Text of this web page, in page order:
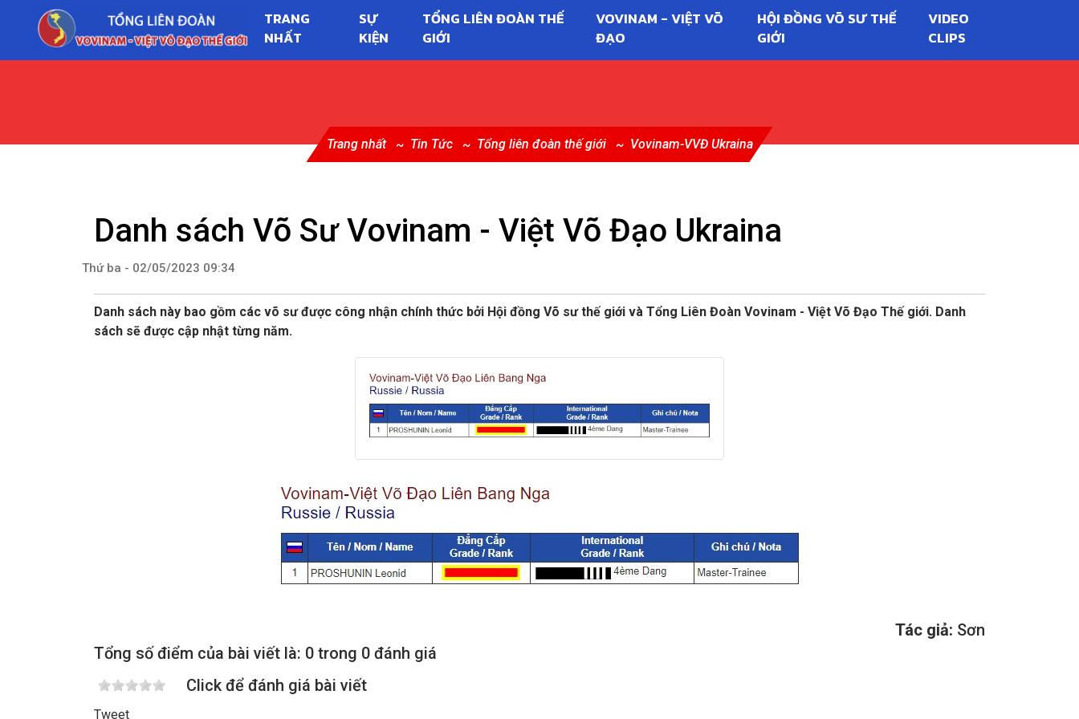
TRANG
NHẤT
SỰ
KIỆN
TỔNG LIÊN ĐOÀN THẾ
GIỚI
VOVINAM - VIỆT VÕ
ĐẠO
HỘI ĐỒNG VÕ SƯ THẾ
GIỚI
VIDEO
CLIPS
Trang nhất Tin Tức Tổng liên đoàn thế giới Vovinam-VVĐ Ukraina
Danh sách Võ Sư Vovinam - Việt Võ Đạo Ukraina
Thứ ba - 02/05/2023 09:34
Danh sách này bao gồm các võ sư được công nhận chính thức bởi Hội đồng Võ sư thế giới và Tổng Liên Đoàn Vovinam - Việt Võ Đạo Thế giới. Danh
sách sẽ được cập nhật từng năm.
Tác giả: Sơn
Tổng số điểm của bài viết là: 0 trong 0 đánh giá
Click để đánh giá bài viết
Tweet